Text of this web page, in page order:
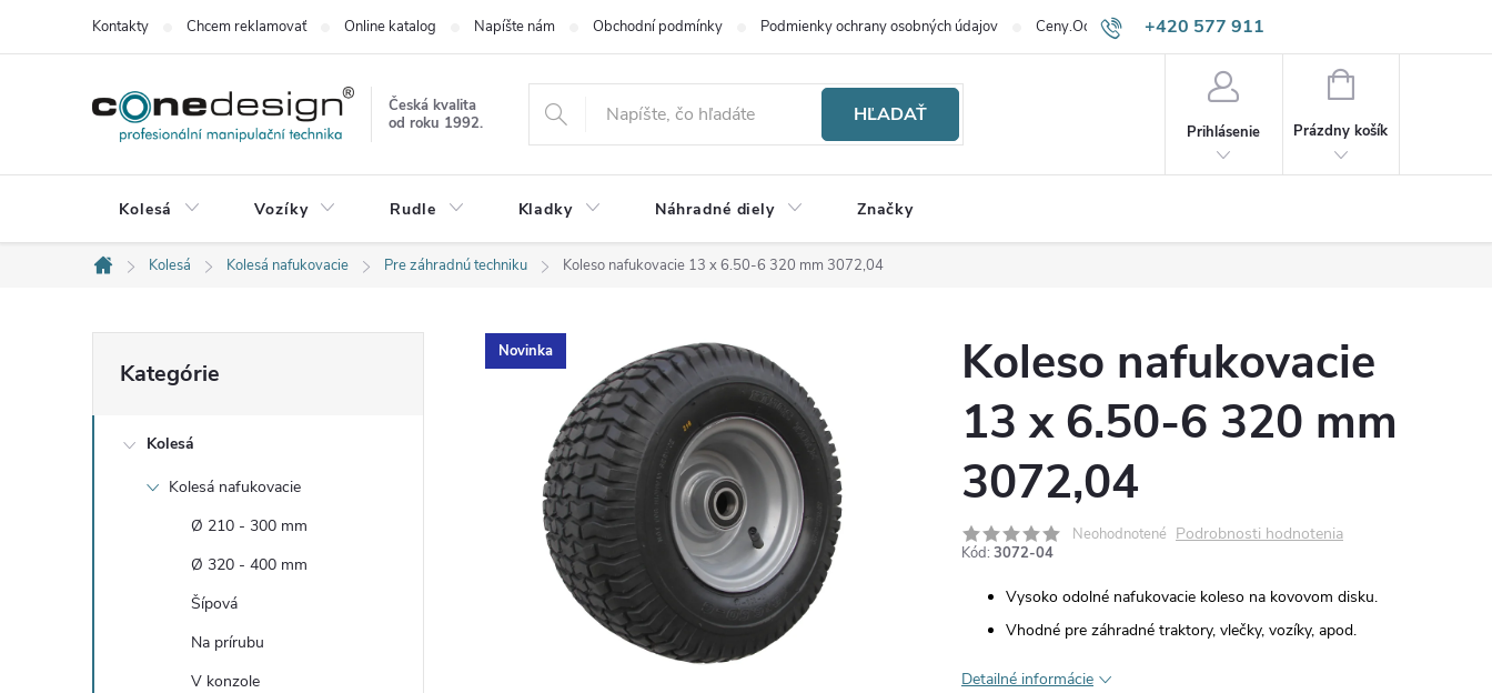
+420 577 911
Kontakty Chcem reklamovať Online katalog Napíšte nám Obchodní podmínky Podmienky ochrany osobných údajov Ceny.Odpadneš.sk
Česká kvalita
od roku 1992.
HĽADAŤ
Prihlásenie
NÁKUPNÝ
Prázdny košík
Kolesá Vozíky Rudle Kladky Náhradné diely Značky
Domov
Kolesá Kolesá nafukovacie Pre záhradnú techniku Koleso nafukovacie 13 x 6.50-6 320 mm 3072,04
o
kategórie
Kategórie
Kolesá
Kolesá nafukovacie
Ø 210 - 300 mm
Ø 320 - 400 mm
Šípová
Na prírubu
V konzole
Novinka
Koleso nafukovacie
13 x 6.50-6 320 mm
3072,04
Neohodnotené Podrobnosti hodnotenia
Kód: 3072-04
Vysoko odolné nafukovacie koleso na kovovom disku.
Vhodné pre záhradné traktory, vlečky, vozíky, apod.
Detailné informácie